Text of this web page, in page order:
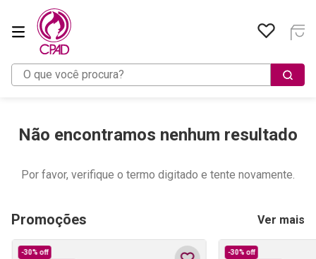
O que você procura?
Não encontramos nenhum resultado
Por favor, verifique o termo digitado e tente novamente.
Promoções Ver mais
-30% off
-30% off